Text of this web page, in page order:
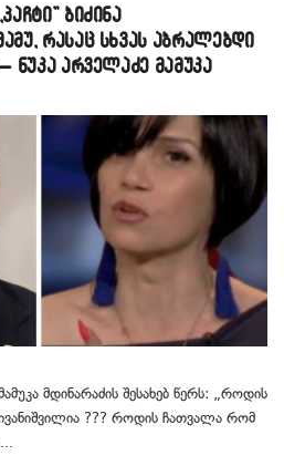
ბიძინა
რასაც სხვას აბრალებდი
ნუკა არველაძე მამუკა
მდინარაძის შესახებ წერს: „როდის
??? როდის ჩათვალა რომ